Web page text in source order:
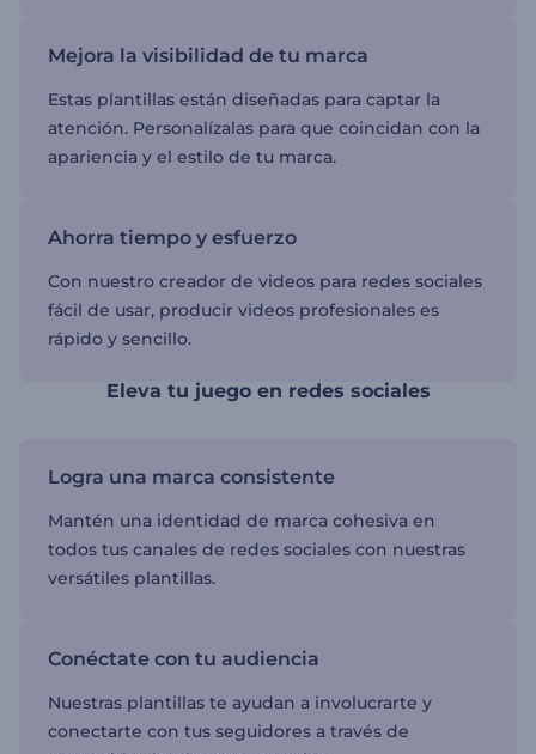
Mejora la visibilidad de tu marca
Estas plantillas están diseñadas para captar la
atención. Personalízalas para que coincidan con la
apariencia y el estilo de tu marca.
Ahorra tiempo y esfuerzo
Con nuestro creador de videos para redes sociales
fácil de usar, producir videos profesionales es
rápido y sencillo.
Eleva tu juego en redes sociales
Logra una marca consistente
Mantén una identidad de marca cohesiva en
todos tus canales de redes sociales con nuestras
versátiles plantillas.
Conéctate con tu audiencia
Nuestras plantillas te ayudan a involucrarte y
conectarte con tus seguidores a través de